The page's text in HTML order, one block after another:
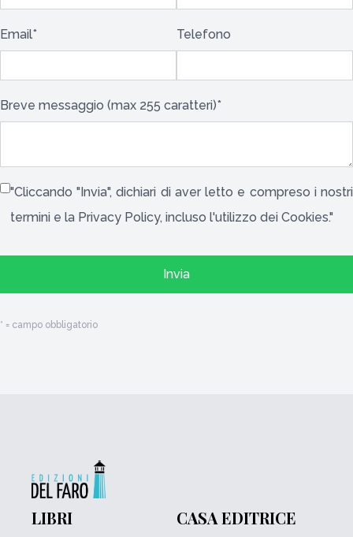
Email* Telefono
Breve messaggio (max 255 caratteri)*
"Cliccando "Invia", dichiari di aver letto e compreso i nostri
termini e la Privacy Policy, incluso l'utilizzo dei Cookies."
Invia
* = campo obbligatorio
LIBRI CASA EDITRICE